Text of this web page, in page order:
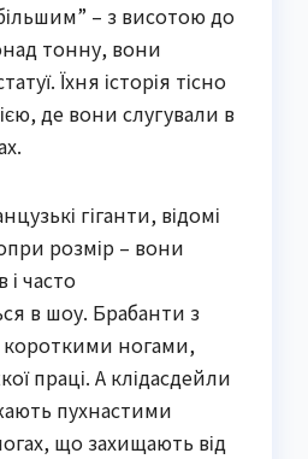
– з висотою до
тонну, вони
Їхня історія тісно
де вони слугували в
гіганти, відомі
розмір – вони
і часто
в шоу. Брабанти з
короткими ногами,
праці. А клідасдейли
пухнастими
що захищають від